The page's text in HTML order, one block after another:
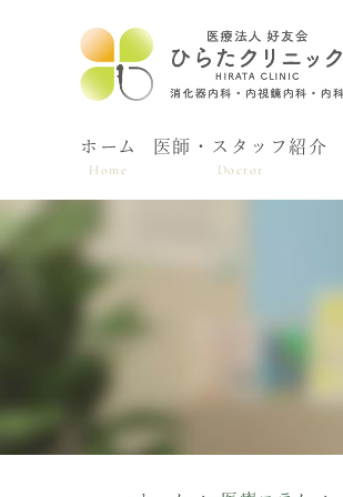
ホーム
Home
医師・スタッフ紹介
Doctor